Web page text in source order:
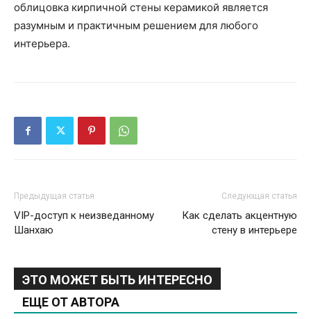
облицовка кирпичной стены керамикой является
разумным и практичным решением для любого
интерьера.
Предыдущая статья
VIP-доступ к неизведанному
Шанхаю
Следующая статья
Как сделать акцентную
стену в интерьере
ЭТО МОЖЕТ БЫТЬ ИНТЕРЕСНО
ЕЩЕ ОТ АВТОРА